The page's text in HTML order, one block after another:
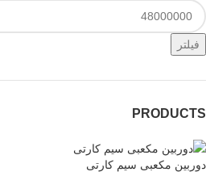
فیلتر
PRODUCTS
دوربین مکعبی سیم کارتی